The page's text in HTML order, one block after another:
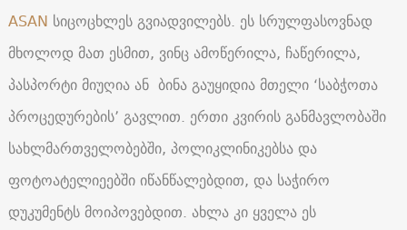
ASAN სიცოცხლეს გვიადვილებს. ეს სრულფასოვნად
მხოლოდ მათ ესმით, ვინც ამოწერილა, ჩაწერილა,
პასპორტი მიუღია ან ბინა გაუყიდია მთელი ‘საბჭოთა
პროცედურების’ გავლით. ერთი კვირის განმავლობაში
სახლმართველობებში, პოლიკლინიკებსა და
ფოტოატელიეებში იწანწალებდით, და საჭირო
დუკუმენტს მოიპოვებდით. ახლა კი ყველა ეს